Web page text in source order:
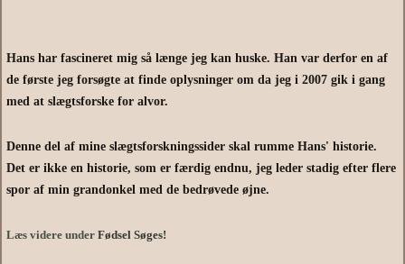
Hans har fascineret mig så længe jeg kan huske. Han var derfor en af
de første jeg forsøgte at finde oplysninger om da jeg i 2007 gik i gang
med at slægtsforske for alvor.
Denne del af mine slægtsforskningssider skal rumme Hans' historie.
Det er ikke en historie, som er færdig endnu, jeg leder stadig efter flere
spor af min grandonkel med de bedrøvede øjne.
Læs videre under Fødsel Søges!